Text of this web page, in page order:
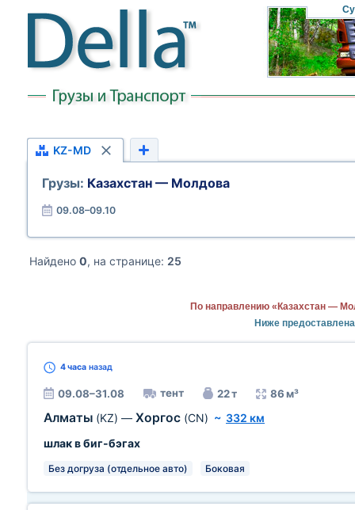
KZ-MD
Грузы: Казахстан — Молдова
09.08–09.10
Найдено 0, на странице: 25
По направлению «Казахстан —
Ниже
4 часа назад
09.08–31.08 тент 22 т 86 м³
Алматы (KZ) — Хоргос (CN) ~ 332 км
шлак в биг-бэгах
Без догруза (отдельное авто) Боковая